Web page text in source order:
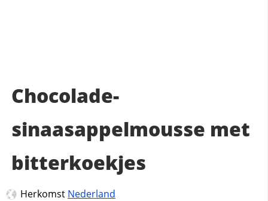
Chocolade-
sinaasappelmousse met
bitterkoekjes
Herkomst Nederland